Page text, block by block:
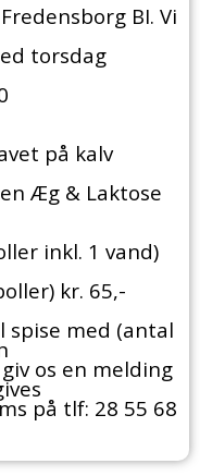
BI. Vi
torsdag
på kalv
Æg & Laktose
inkl. 1 vand)
kr. 65,-
spise med (antal
os en melding
på tlf: 28 55 68